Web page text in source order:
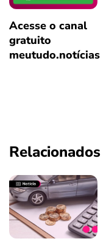
Acesse o canal
gratuito
meutudo.notícias
Relacionados